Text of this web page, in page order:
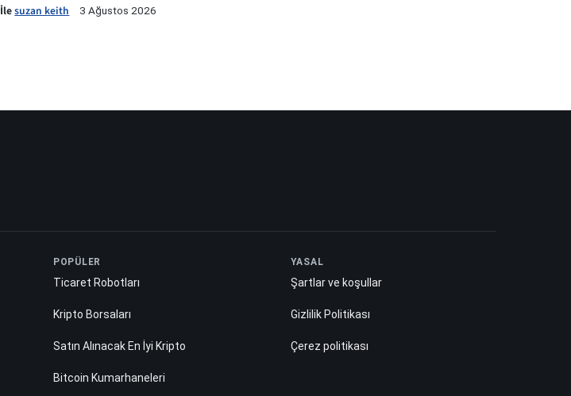
İlesuzan keith 3 Ağustos 2026
POPÜLER
Ticaret Robotları
Kripto Borsaları
Satın Alınacak En İyi Kripto
Bitcoin Kumarhaneleri
YASAL
Şartlar ve koşullar
Gizlilik Politikası
Çerez politikası